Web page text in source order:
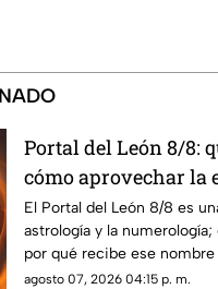
Portal del León 8/8:
cómo aprovechar la
fecha
El Portal del León 8/8 es
astrología y la
por qué recibe ese
comunes
agosto 07, 2026 04:15 p. m.